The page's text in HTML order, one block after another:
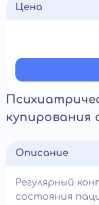
Цена
Описание
Регулярный
состояния